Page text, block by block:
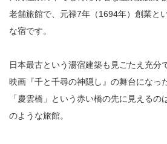
老舗旅館で、元禄7年（1694年）創業と
な宿です。
日本最古という湯宿建築も見ごたえ充分
映画『千と千尋の神隠し』の舞台になっ
「慶雲橋」という赤い橋の先に見えるの
のような旅館。